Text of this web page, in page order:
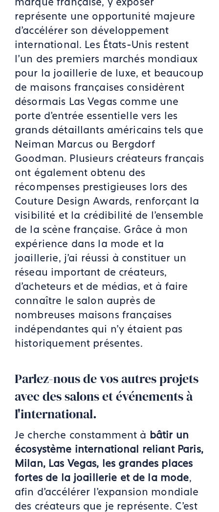
représente une opportunité majeure
d'accélérer son développement
international. Les États-Unis restent
l'un des premiers marchés mondiaux
pour la joaillerie de luxe, et beaucoup
de maisons françaises considèrent
désormais Las Vegas comme une
porte d'entrée essentielle vers les
grands détaillants américains tels que
Neiman Marcus ou Bergdorf
Goodman. Plusieurs créateurs français
ont également obtenu des
récompenses prestigieuses lors des
Couture Design Awards, renforçant la
visibilité et la crédibilité de l'ensemble
de la scène française. Grâce à mon
expérience dans la mode et la
joaillerie, j'ai réussi à constituer un
réseau important de créateurs,
d'acheteurs et de médias, et à faire
connaître le salon auprès de
nombreuses maisons françaises
indépendantes qui n'y étaient pas
historiquement présentes.
Parlez-nous de vos autres projets
avec des salons et événements à
l'international.
Je cherche constamment à bâtir un
écosystème international reliant Paris,
Milan, Las Vegas, les grandes places
fortes de la joaillerie et de la mode,
afin d'accélérer l'expansion mondiale
des créateurs que je représente. C'est